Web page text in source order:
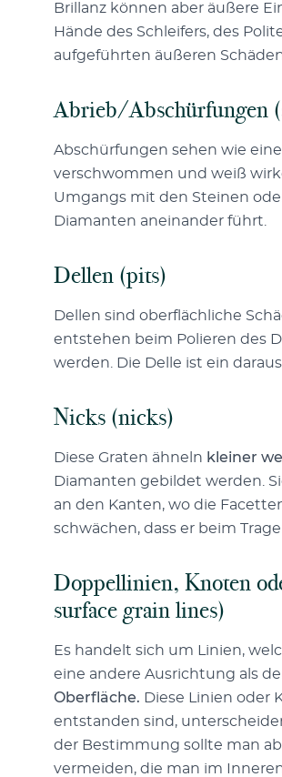
Brillanz können aber äußere
Hände des Schleifers, des
aufgeführten äußeren
Abrieb/Abschürfungen
Abschürfungen sehen wie
verschwommen und weiß
Umgangs mit den Steinen
Diamanten aneinander führt.
Dellen (pits)
Dellen sind oberflächliche
entstehen beim Polieren des
werden. Die Delle ist ein
Nicks (nicks)
Diese Graten ähneln kleiner
Diamanten gebildet werden.
an den Kanten, wo die
schwächen, dass er beim
Doppellinien, Knoten
surface grain lines)
Es handelt sich um Linien,
eine andere Ausrichtung als
Oberfläche. Diese Linien oder
entstanden sind,
der Bestimmung sollte man
vermeiden, die man im